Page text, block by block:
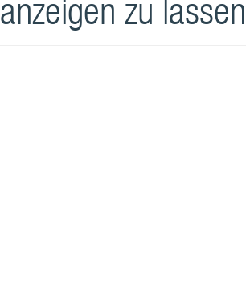
anzeigen zu